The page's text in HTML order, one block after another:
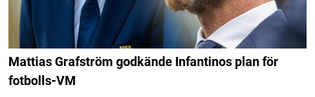
Mattias Grafström godkände Infantinos plan för
fotbolls-VM